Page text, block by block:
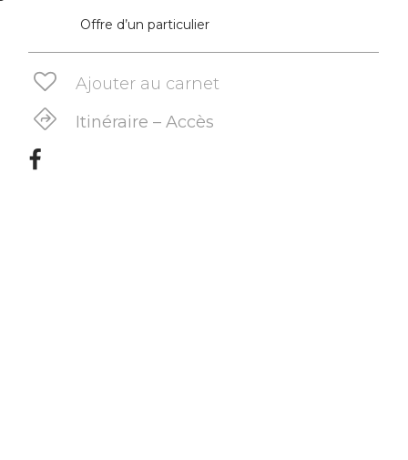
Offre d’un particulier
Ajouter au carnet
Itinéraire – Accès